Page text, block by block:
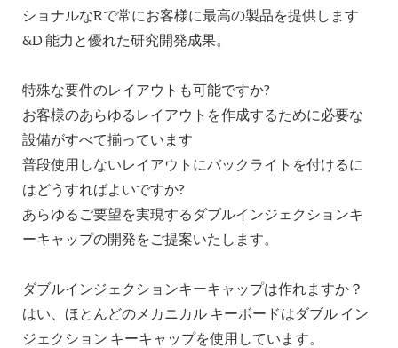
ショナルなRで常にお客様に最高の製品を提供します
&D 能力と優れた研究開発成果。
特殊な要件のレイアウトも可能ですか?
お客様のあらゆるレイアウトを作成するために必要な
設備がすべて揃っています
普段使用しないレイアウトにバックライトを付けるに
はどうすればよいですか?
あらゆるご要望を実現するダブルインジェクションキ
ーキャップの開発をご提案いたします。
ダブルインジェクションキーキャップは作れますか？
はい、ほとんどのメカニカル キーボードはダブル イン
ジェクション キーキャップを使用しています。